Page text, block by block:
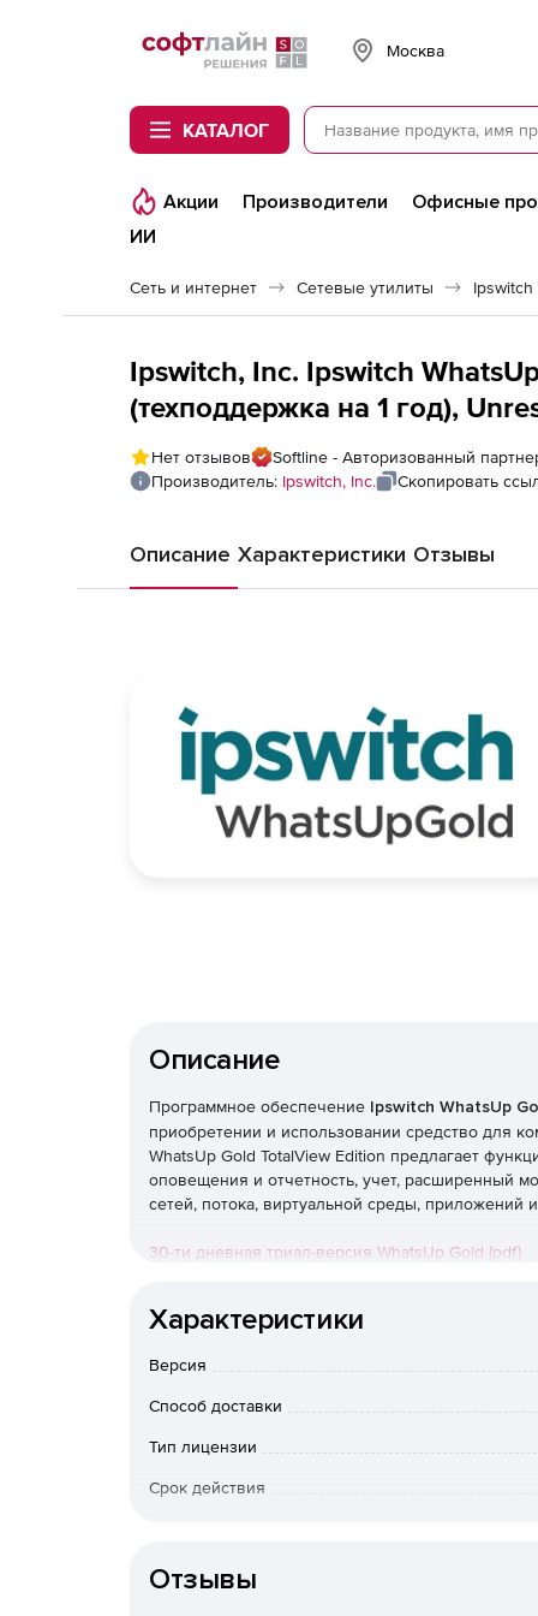
Softline
Москва
КАТАЛОГ
Акции Производители Офисные
ИИ
Сеть и интернет Сетевые утилиты Ipswitch
Ipswitch, Inc. Ipswitch
(техподдержка на 1 год),
Нет отзывов
Softline - Авторизованный
Производитель: Ipswitch, Inc. Скопировать
Описание Характеристики Отзывы
Описание
Программное обеспечение Ipswitch WhatsUp
приобретении и использовании средство для
WhatsUp Gold TotalView Edition предлагает
оповещения и отчетность, учет, расширенный
сетей, потока, виртуальной среды, приложений
30-ти дневная триал-версия WhatsUp Gold (pdf)
Функция обнаружения уровней 2/3 WhatsUp
интеллектуального сканирования SNMP,
WhatsUp Gold непрерывно отслеживает
маршрутизаторов, коммутаторов и
Характеристики
Версия
Способ доставки
Тип лицензии
Срок действия
Отзывы